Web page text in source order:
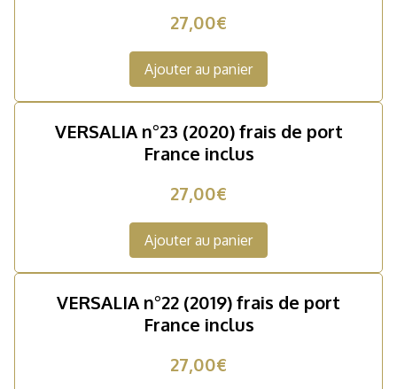
27,00€
Ajouter au panier
VERSALIA n°23 (2020) frais de port
France inclus
27,00€
Ajouter au panier
VERSALIA n°22 (2019) frais de port
France inclus
27,00€